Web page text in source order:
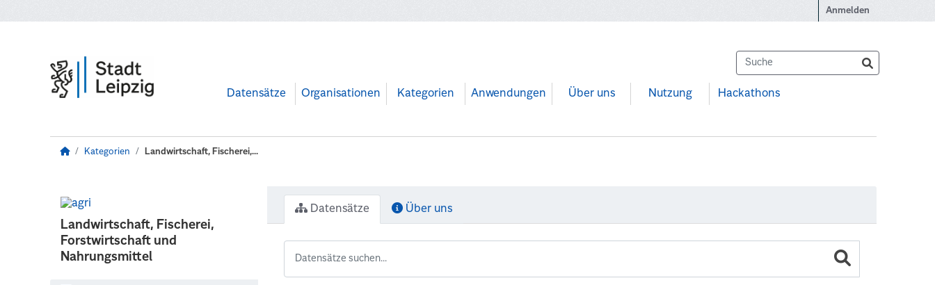
Anmelden
Datensätze Organisationen Kategorien Anwendungen Über uns Nutzung Hackathons
Kategorien Landwirtschaft, Fischerei,...
Landwirtschaft, Fischerei,
Forstwirtschaft und
Nahrungsmittel
Datensätze Über uns